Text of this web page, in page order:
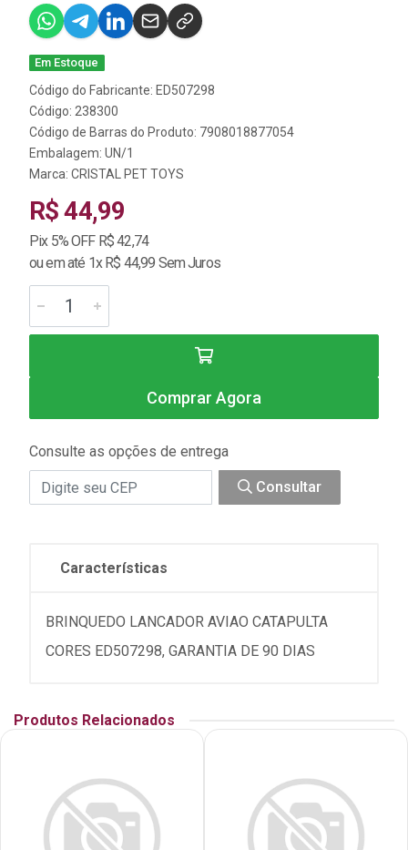
Em Estoque
Código do Fabricante: ED507298
Código: 238300
Código de Barras do Produto: 7908018877054
Embalagem: UN/1
Marca: CRISTAL PET TOYS
R$ 44,99
Pix 5% OFF R$ 42,74
ou em até 1x R$ 44,99 Sem Juros
Comprar Agora
Consulte as opções de entrega
Consultar
Características
BRINQUEDO LANCADOR AVIAO CATAPULTA
CORES ED507298, GARANTIA DE 90 DIAS
Produtos Relacionados